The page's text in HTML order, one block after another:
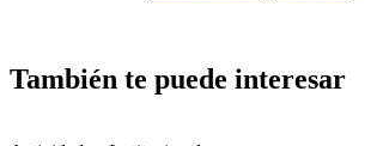
También te puede interesar